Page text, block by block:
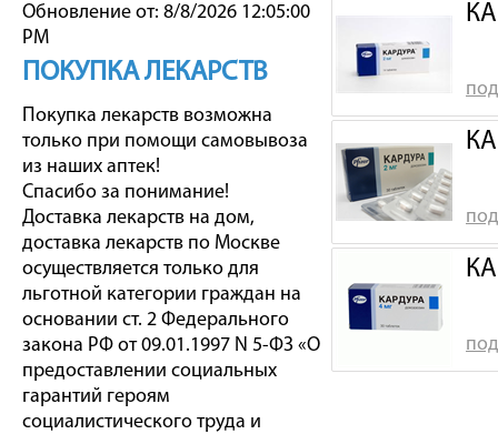
Обновление от: 8/8/2026 12:05:00
PM
ПОКУПКА ЛЕКАРСТВ
Покупка лекарств возможна
только при помощи самовывоза
из наших аптек!
Спасибо за понимание!
Доставка лекарств на дом,
доставка лекарств по Москве
осуществляется только для
льготной категории граждан на
основании ст. 2 Федерального
закона РФ от 09.01.1997 N 5-ФЗ «О
предоставлении социальных
гарантий героям
социалистического труда и